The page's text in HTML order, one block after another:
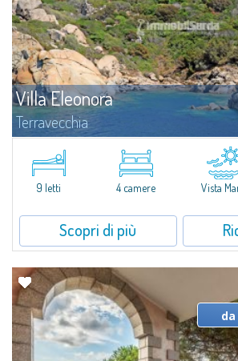
Villa Eleonora
Terravecchia
Scoprite in affitto Villa Eleonora, incastonata nel
calette di Terravecchia: una vera e propria oasi di
dans l'eau, immersa in più di 60 ettari di profumata
9 letti 4 camere Vista
Scopri di più